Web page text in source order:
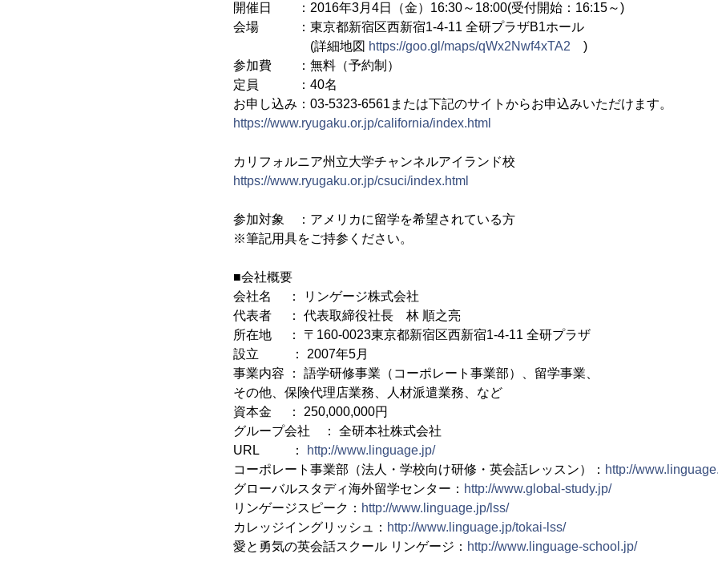
開催日 ：2016年3月4日（金）16:30～18:00(受付開始：16:15～)
会場 ：東京都新宿区西新宿1-4-11 全研プラザB1ホール
(詳細地図 https://goo.gl/maps/qWx2Nwf4xTA2 )
参加費 ：無料（予約制）
定員 ：40名
お申し込み：03-5323-6561または下記のサイトからお申込みいただけます。
https://www.ryugaku.or.jp/california/index.html
カリフォルニア州立大学チャンネルアイランド校
https://www.ryugaku.or.jp/csuci/index.html
参加対象 ：アメリカに留学を希望されている方
※筆記用具をご持参ください。
■会社概要
会社名 ： リンゲージ株式会社
代表者 ： 代表取締役社長 林 順之亮
所在地 ： 〒160-0023東京都新宿区西新宿1-4-11 全研プラザ
設立 ： 2007年5月
事業内容 ： 語学研修事業（コーポレート事業部）、留学事業、
その他、保険代理店業務、人材派遣業務、など
資本金 ： 250,000,000円
グループ会社 ： 全研本社株式会社
URL ：
http://www.linguage.jp/
コーポレート事業部（法人・学校向け研修・英会話レッスン）： http://
グローバルスタディ海外留学センター： http://www.global-study.jp/
リンゲージスピーク： http://www.linguage.jp/lss/
カレッジイングリッシュ： http://www.linguage.jp/tokai-lss/
愛と勇気の英会話スクール リンゲージ： http://www.linguage-school.jp/